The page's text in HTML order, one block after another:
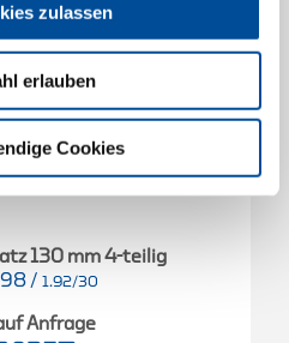
zulassen
erlauben
Cookies
130 mm 4-teilig
/ 1.92/30
Anfrage